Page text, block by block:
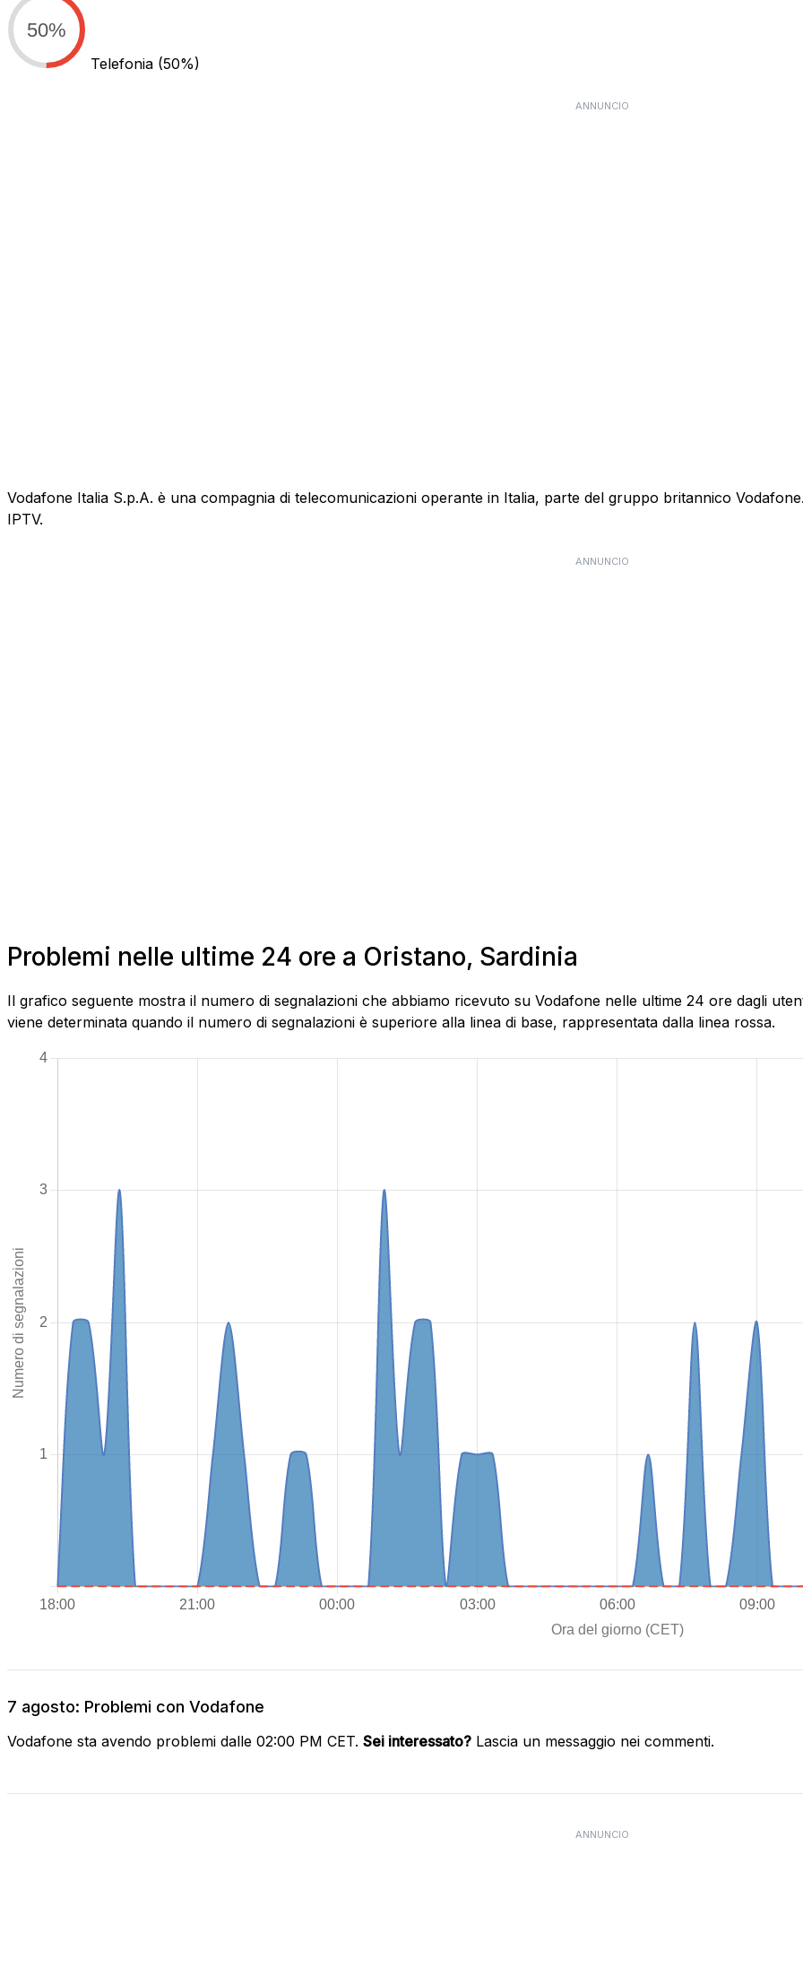
50%
Telefonia (50%)
ANNUNCIO
Vodafone Italia S.p.A. è una compagnia di telecomunicazioni operante in Italia, parte del gruppo britannico
IPTV.
ANNUNCIO
Problemi nelle ultime 24 ore a Oristano, Sardinia
Il grafico seguente mostra il numero di segnalazioni che abbiamo ricevuto su Vodafone nelle ultime 24 ore dagli
viene determinata quando il numero di segnalazioni è superiore alla linea di base, rappresentata dalla linea rossa.
7 agosto: Problemi con Vodafone
Vodafone sta avendo problemi dalle 02:00 PM CET. Sei interessato? Lascia un messaggio nei commenti.
ANNUNCIO